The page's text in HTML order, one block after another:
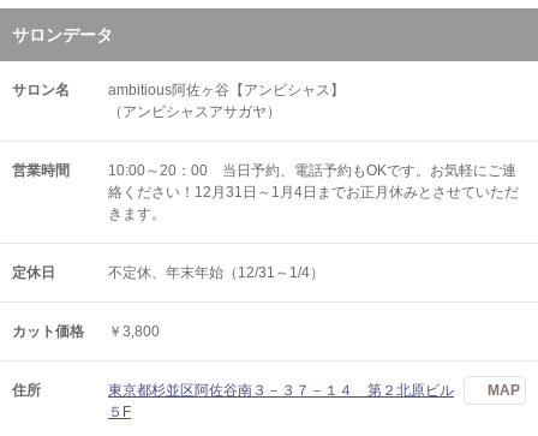
サロンデータ
サロン名
ambitious阿佐ヶ谷【アンビシャス】
（アンビシャスアサガヤ）
営業時間
10:00～20：00 当日予約、電話予約もOKです。お気軽にご連
絡ください！12月31日～1月4日までお正月休みとさせていただ
きます。
定休日 不定休、年末年始（12/31～1/4）
カット価格 ￥3,800
住所
東京都杉並区阿佐谷南３－３７－１４ 第２北原ビル
５F
MAP